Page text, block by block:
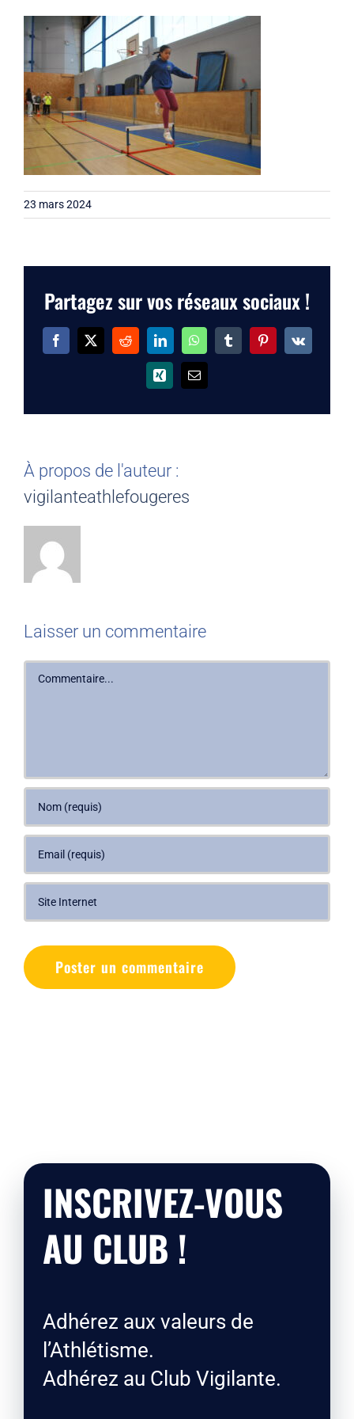
Contact
23 mars 2024
Partagez sur vos réseaux sociaux !
Facebook
X RedditLinkedInWhatsAppTumblrPinterest
Vk
Xing Email
À propos de l'auteur :
vigilanteathlefougeres
Laisser un commentaire
Commentaire
INSCRIVEZ-VOUS
AU CLUB !
Adhérez aux valeurs de
l’Athlétisme.
Adhérez au Club Vigilante.